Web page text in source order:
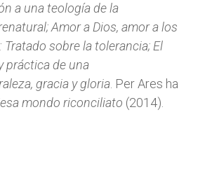
a una teología de la
Amor a Dios, amor a los
sobre la tolerancia; El
práctica de una
gracia y gloria. Per Ares ha
mondo riconciliato (2014).